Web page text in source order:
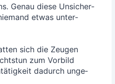
Genau die­se Unsi­cher­
etwas unter­
sich die Zeu­gen
zum Vor­bild
dadurch unge­